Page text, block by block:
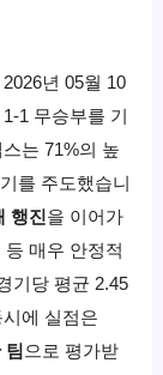
년 05월 10
1 무승부를 기
는 71%의 높
를 주도했습니
행진 을 이어가
매우 안정적
기당 평균 2.45
에 실점은
팀 으로 평가받